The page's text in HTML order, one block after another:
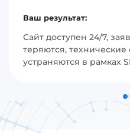
Ваш результат:
Сайт доступен 24/7,
теряются, технические
устраняются в рамках